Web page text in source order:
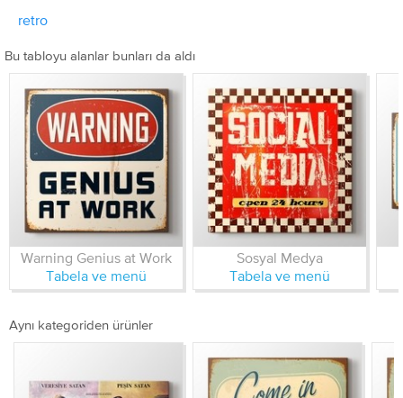
retro
Bu tabloyu alanlar bunları da aldı
Warning Genius at Work
Tabela ve menü
Sosyal Medya
Tabela ve menü
Aynı kategoriden ürünler